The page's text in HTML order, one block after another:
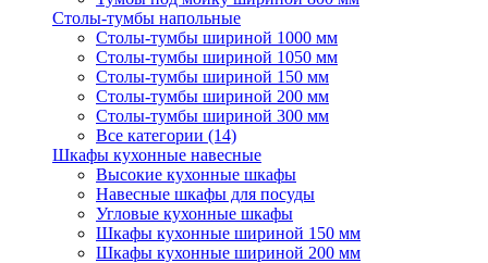
Столы-тумбы напольные
Столы-тумбы шириной 1000 мм
Столы-тумбы шириной 1050 мм
Столы-тумбы шириной 150 мм
Столы-тумбы шириной 200 мм
Столы-тумбы шириной 300 мм
Все категории (14)
Шкафы кухонные навесные
Высокие кухонные шкафы
Навесные шкафы для посуды
Угловые кухонные шкафы
Шкафы кухонные шириной 150 мм
Шкафы кухонные шириной 200 мм